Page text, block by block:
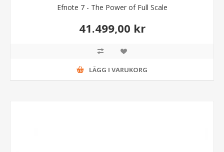
Efnote 7 - The Power of Full Scale
41.499,00 kr
LÄGG I VARUKORG